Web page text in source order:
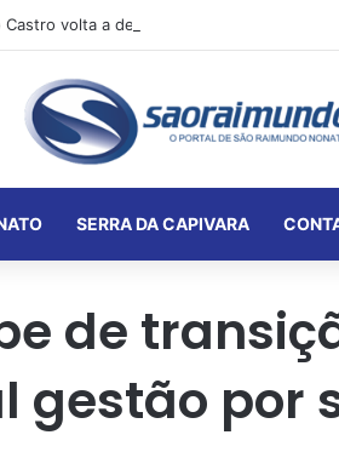
SERRA DA CAPIVARA
de
gestão por